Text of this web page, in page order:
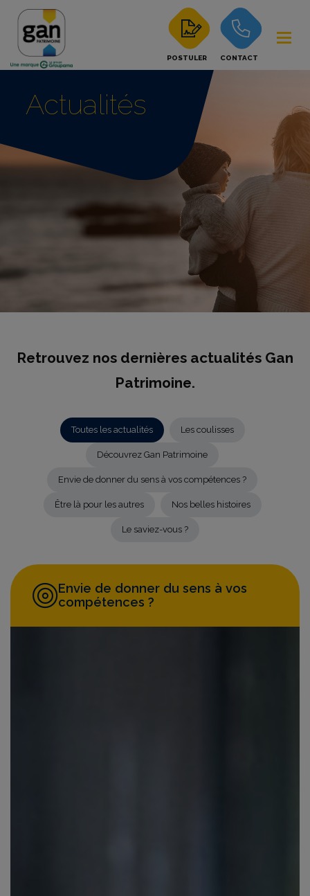
POSTULER CONTACT
Actualités
Retrouvez nos dernières actualités Gan
Patrimoine.
Toutes les actualités Les coulisses
Découvrez Gan Patrimoine
Envie de donner du sens à vos compétences ?
Être là pour les autres Nos belles histoires
Le saviez-vous ?
Envie de donner du sens à vos
compétences ?